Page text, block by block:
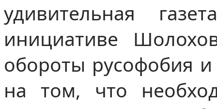
удивительная
инициативе
обороты русофобия
на том, что